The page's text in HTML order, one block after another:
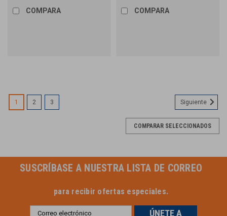
COMPARA COMPARA
1 2 3 Siguiente
COMPARAR SELECCIONADOS
SUSCRÍBASE A NUESTRA LISTA DE CORREO
para recibir ofertas especiales.
Dirección